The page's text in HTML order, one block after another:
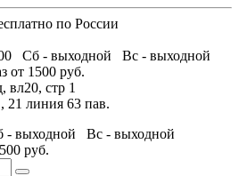
по России
Сб - выходной Вс - выходной
от 1500 руб.
стр 1
линия 63 пав.
- выходной Вс - выходной
руб.